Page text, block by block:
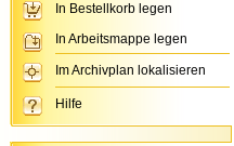
In Bestellkorb legen
In Arbeitsmappe legen
Im Archivplan lokalisieren
Hilfe